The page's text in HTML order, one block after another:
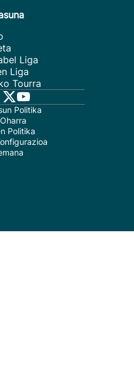
Liga
Liga
Tourra
Politika
Politika